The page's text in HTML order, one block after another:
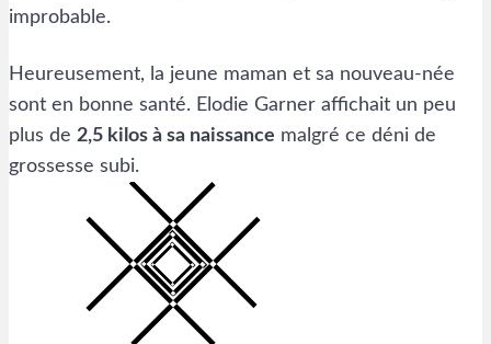
improbable.
Heureusement, la jeune maman et sa nouveau-née
sont en bonne santé. Elodie Garner affichait un peu
plus de 2,5 kilos à sa naissance malgré ce déni de
grossesse subi.